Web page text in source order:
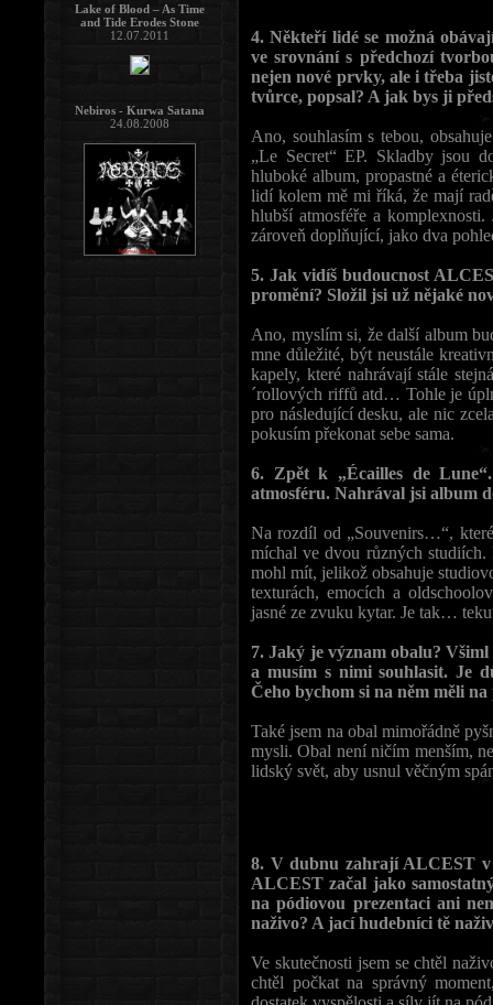
4. Někteří lidé se možná
ve srovnání s předchozí
nejen nové prvky, ale i třeba
tvůrce, popsal? A jak bys ji
Ano, souhlasím s tebou,
„Le Secret“ EP. Skladby jsou
hluboké album, propastné a
lidí kolem mě mi říká, že mají
hlubší atmosféře a
zároveň doplňující, jako dva
5. Jak vidíš budoucnost
promění? Složil jsi už nějaké
Ano, myslím si, že další album
mne důležité, být neustále
kapely, které nahrávají stále
´rollových riffů atd… Tohle je
pro následující desku, ale nic
pokusím překonat sebe sama.
6. Zpět k „Écailles de
atmosféru. Nahrával jsi album
Na rozdíl od „Souvenirs…“,
míchal ve dvou různých
mohl mít, jelikož obsahuje
texturách, emocích a
jasné ze zvuku kytar. Je tak…
7. Jaký je význam obalu?
a musím s nimi souhlasit. Je
Čeho bychom si na něm měli
Také jsem na obal mimořádně
mysli. Obal není ničím menším,
lidský svět, aby usnul věčným
8. V dubnu zahrají ALCEST v
ALCEST začal jako
na pódiovou prezentaci ani
naživo? A jací hudebníci tě
Ve skutečnosti jsem se chtěl
chtěl počkat na správný
Lake of Blood – As Time
and Tide Erodes Stone
12.07.2011
Nebiros - Kurwa Satana
24.08.2008